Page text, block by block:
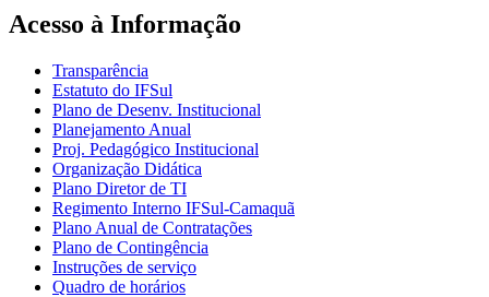
Acesso à Informação
Transparência
Estatuto do IFSul
Plano de Desenv. Institucional
Planejamento Anual
Proj. Pedagógico Institucional
Organização Didática
Plano Diretor de TI
Regimento Interno IFSul-Camaquã
Plano Anual de Contratações
Plano de Contingência
Instruções de serviço
Quadro de horários